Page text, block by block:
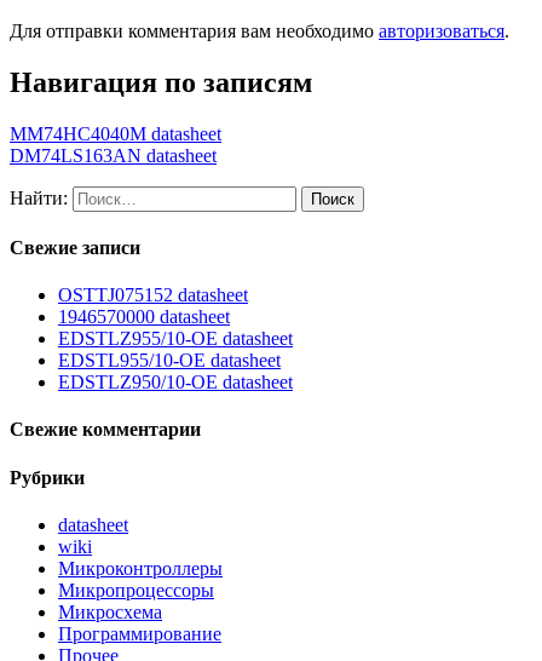
Для отправки комментария вам необходимо авторизоваться.
Навигация по записям
MM74HC4040M datasheet
DM74LS163AN datasheet
Найти:
Свежие записи
OSTTJ075152 datasheet
1946570000 datasheet
EDSTLZ955/10-OE datasheet
EDSTL955/10-OE datasheet
EDSTLZ950/10-OE datasheet
Свежие комментарии
Рубрики
datasheet
wiki
Микроконтроллеры
Микропроцессоры
Микросхема
Программирование
Прочее